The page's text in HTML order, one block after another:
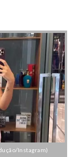
Instagram)